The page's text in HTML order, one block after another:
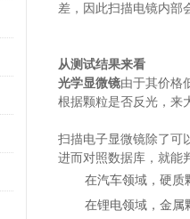
差，因此扫描电镜内部
从测试结果来看
光学显微镜由于其价格
根据颗粒是否反光，来
扫描电子显微镜除了可
进而对照数据库，就能
在汽车领域，硬质
在锂电领域，金属